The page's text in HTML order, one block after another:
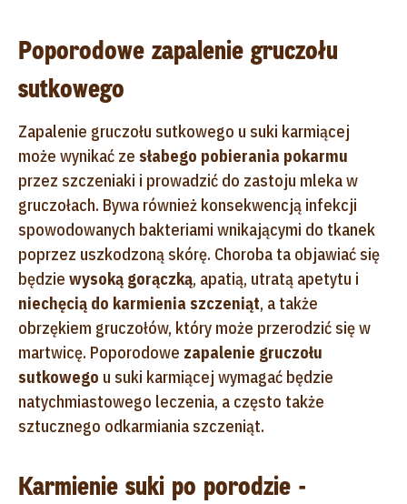
Poporodowe zapalenie gruczołu
sutkowego
Zapalenie gruczołu sutkowego u suki karmiącej
może wynikać ze słabego pobierania pokarmu
przez szczeniaki i prowadzić do zastoju mleka w
gruczołach. Bywa również konsekwencją infekcji
spowodowanych bakteriami wnikającymi do tkanek
poprzez uszkodzoną skórę. Choroba ta objawiać się
będzie wysoką gorączką, apatią, utratą apetytu i
niechęcią do karmienia szczeniąt, a także
obrzękiem gruczołów, który może przerodzić się w
martwicę. Poporodowe zapalenie gruczołu
sutkowego u suki karmiącej wymagać będzie
natychmiastowego leczenia, a często także
sztucznego odkarmiania szczeniąt.
Karmienie suki po porodzie -